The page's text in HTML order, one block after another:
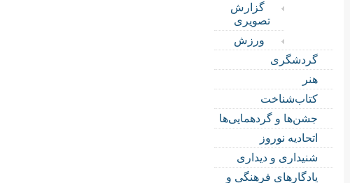
گزارش
تصویری
ورزش
گردشگری
هنر
کتاب‌شناخت
جشن‌ها و گردهمایی‌ها
اتحادیه نوروز
شنیداری و دیداری
یادگارهای فرهنگی و